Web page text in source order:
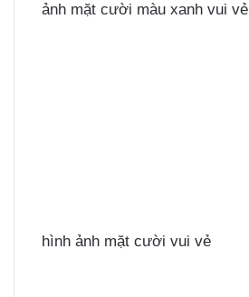
ảnh mặt cười màu xanh vui vẻ
hình ảnh mặt cười vui vẻ